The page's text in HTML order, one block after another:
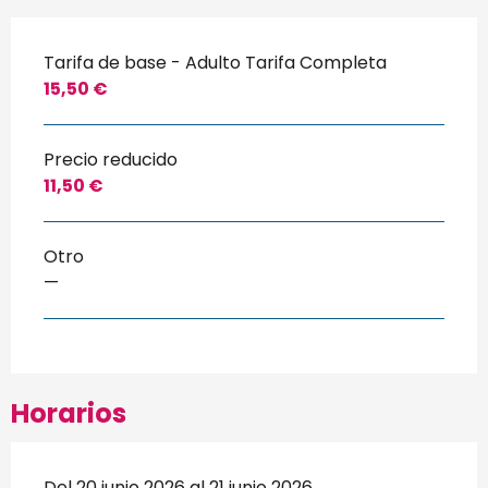
Tarifa de base - Adulto Tarifa Completa
15,50 €
Precio reducido
11,50 €
Otro
—
Horarios